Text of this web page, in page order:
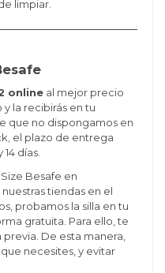
limpiar.
onlineal mejor precio
la recibirás en tu
que no dispongamos en
el plazo de entrega
días.
Besafe en
tiendas en el
probamos la silla en tu
gratuita. Para ello, te
De esta manera,
necesites, y evitar